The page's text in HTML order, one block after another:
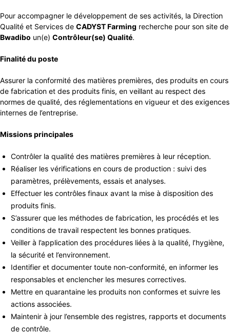
Pour accompagner le développement de ses activités, la Direction
Qualité et Services de CADYST Farming recherche pour son site de
Bwadibo un(e) Contrôleur(se) Qualité.
Finalité du poste
Assurer la conformité des matières premières, des produits en cours
de fabrication et des produits finis, en veillant au respect des
normes de qualité, des réglementations en vigueur et des exigences
internes de l’entreprise.
Missions principales
Contrôler la qualité des matières premières à leur réception.
Réaliser les vérifications en cours de production : suivi des
paramètres, prélèvements, essais et analyses.
Effectuer les contrôles finaux avant la mise à disposition des
produits finis.
S’assurer que les méthodes de fabrication, les procédés et les
conditions de travail respectent les bonnes pratiques.
Veiller à l’application des procédures liées à la qualité, l’hygiène,
la sécurité et l’environnement.
Identifier et documenter toute non-conformité, en informer les
responsables et enclencher les mesures correctives.
Mettre en quarantaine les produits non conformes et suivre les
actions associées.
Maintenir à jour l’ensemble des registres, rapports et documents
de contrôle.